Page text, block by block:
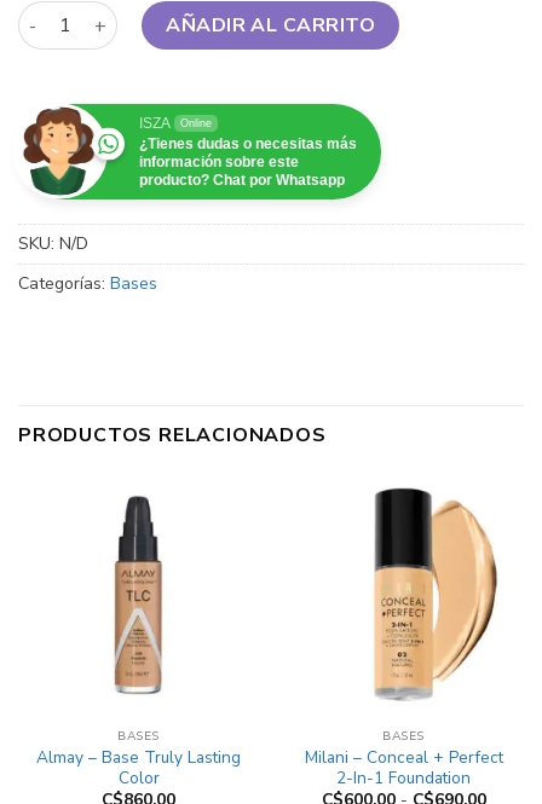
Wet N Wild - Photo Focus Foundation cantidad
AÑADIR AL CARRITO
ISZA Online
¿Tienes dudas o necesitas más
información sobre este
producto? Chat por Whatsapp
SKU: N/D
Categorías: Bases
PRODUCTOS RELACIONADOS
BASES
Almay – Base Truly Lasting
Color
BASES
Milani – Conceal + Perfect
2-In-1 Foundation
Rango